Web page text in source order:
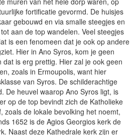
fortificatie gevormd. De huisjes
gebouwd en via smalle steegjes en
aan de top wandelen. Veel steegjes
is een fenomeen dat je ook op andere
Hier in Ano Syros, kom je geen
dat is erg prettig. Hier zal je ook geen
zoals in Ermoupolis, want hier
van Syros. De schilderachtige
De heuvel waarop Ano Syros ligt, is
op de top bevindt zich de Katholieke
zoals de lokale bevolking het noemt,
1652 is de Agios Georgios kerk de
Naast deze Kathedrale kerk zijn er